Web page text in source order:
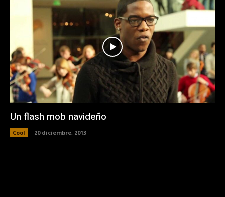
Un flash mob navideño
Cool 20 diciembre, 2013